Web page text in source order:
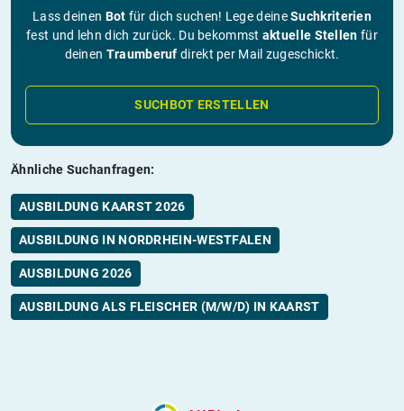
Lass deinen Bot für dich suchen! Lege deineSuchkriterien
fest und lehn dich zurück. Du bekommst aktuelle Stellen für
deinen Traumberuf direkt per Mail zugeschickt.
SUCHBOT ERSTELLEN
Ähnliche Suchanfragen:
AUSBILDUNG KAARST 2026
AUSBILDUNG IN NORDRHEIN-WESTFALEN
AUSBILDUNG 2026
AUSBILDUNG ALS FLEISCHER (M/W/D) IN KAARST